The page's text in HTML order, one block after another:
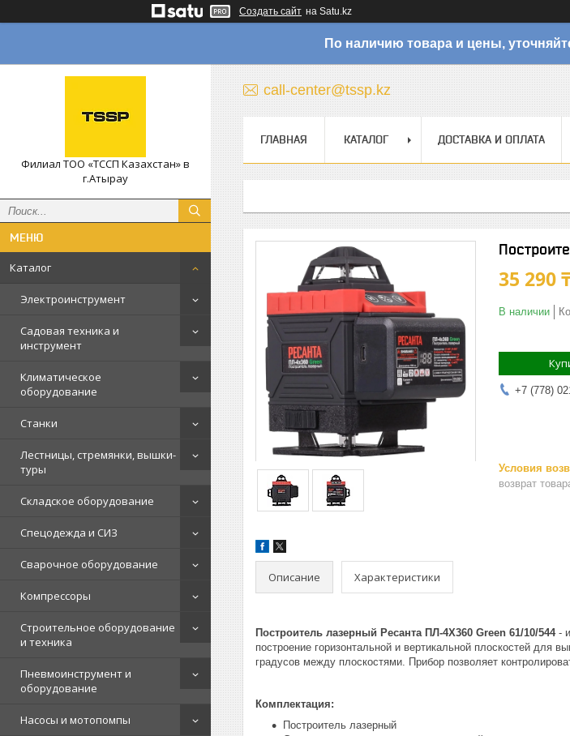
Создать сайт на Satu.kz
По наличию товара и цены,
Филиал ТОО «ТССП Казахстан» в
г.Атырау
Каталог
Электроинструмент
Садовая техника и
инструмент
Климатическое
оборудование
Станки
Лестницы, стремянки, вышки-
туры
Складское оборудование
Спецодежда и СИЗ
Сварочное оборудование
Компрессоры
Строительное оборудование
и техника
Пневмоинструмент и
оборудование
Насосы и мотопомпы
call-center@tssp.kz
ГЛАВНАЯ КАТАЛОГ ДОСТАВКА И ОПЛАТА
35 290
В наличии
+7 (778)
возврат
Описание Характеристики
Построитель лазерный Ресанта ПЛ-4Х360 Green 61/10/544-
построение горизонтальной и вертикальной плоскостей для
градусов между плоскостями. Прибор позволяет
Комплектация:
Построитель лазерный